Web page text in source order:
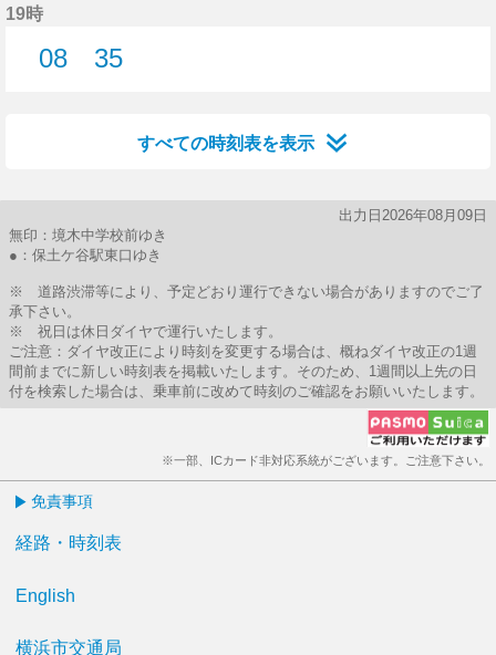
19時
08
35
すべての時刻表を表示
出力日2026年08月09日
無印：境木中学校前ゆき
●：保土ケ谷駅東口ゆき
※ 道路渋滞等により、予定どおり運行できない場合がありますのでご了
承下さい。
※ 祝日は休日ダイヤで運行いたします。
ご注意：ダイヤ改正により時刻を変更する場合は、概ねダイヤ改正の1週
間前までに新しい時刻表を掲載いたします。そのため、1週間以上先の日
付を検索した場合は、乗車前に改めて時刻のご確認をお願いいたします。
※一部、ICカード非対応系統がございます。ご注意下さい。
免責事項
経路・時刻表
English
横浜市交通局